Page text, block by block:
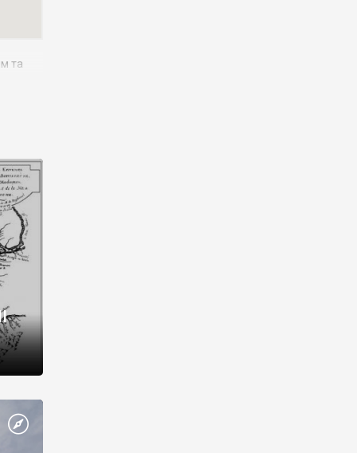
та